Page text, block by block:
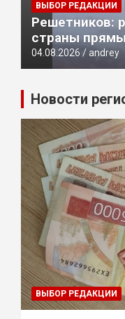
ВЫБОР РЕДАКЦИИ
Решетников:
страны
04.08.2026 andrey
Новости
ВЫБОР РЕДАКЦИИ